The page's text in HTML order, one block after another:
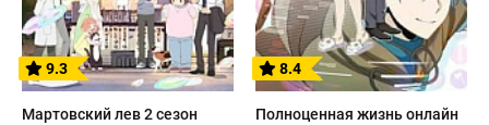
9.3
Мартовский лев 2 сезон
8.4
Полноценная жизнь онлайн